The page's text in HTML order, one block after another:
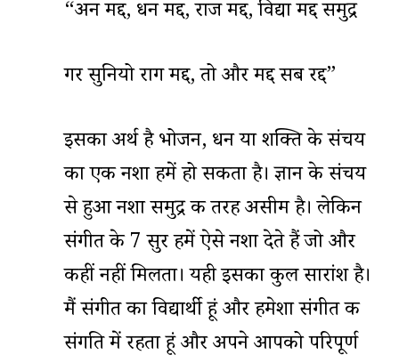
“अन मद्द, धन मद्द, राज मद्द, विद्या मद्द समुद्र
गर सुनियो राग मद्द, तो और मद्द सब रद्द”
इसका अर्थ है भोजन, धन या शक्ति के संचय
का एक नशा हमें हो सकता है। ज्ञान के संचय
से हुआ नशा समुद्र की तरह असीम है। लेकिन
संगीत के 7 सुर हमें ऐसे नशा देते हैं जो और
कहीं नहीं मिलता। यही इसका कुल सारांश है।
मैं संगीत का विद्यार्थी हूं और हमेशा संगीत की
संगति में रहता हूं और अपने आपको परिपूर्ण